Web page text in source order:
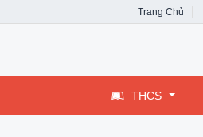
Trang Chủ
THCS